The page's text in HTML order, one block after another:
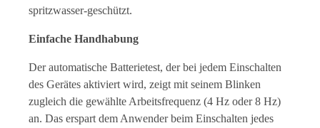
spritzwasser-geschützt.
Einfache Handhabung
Der automatische Batterietest, der bei jedem Einschalten
des Gerätes aktiviert wird, zeigt mit seinem Blinken
zugleich die gewählte Arbeitsfrequenz (4 Hz oder 8 Hz)
an. Das erspart dem Anwender beim Einschalten jedes